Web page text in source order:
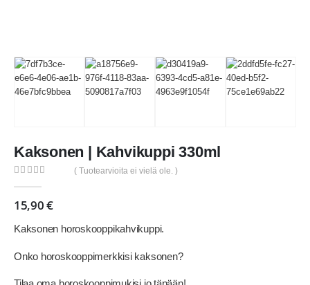
Kaksonen | Kahvikuppi 330ml
( Tuotearvioita ei vielä ole. )
15,90€
Kaksonen horoskooppikahvikuppi.
Onko horoskooppimerkkisi kaksonen?